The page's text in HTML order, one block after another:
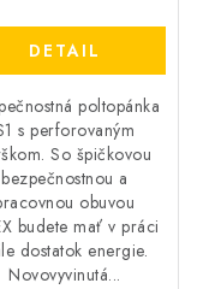
DETAIL
poltopánka
s perforovaným
So špičkovou
bezpečnostnou a
obuvou
budete mať v práci
dostatok energie.
Novovyvinutá...